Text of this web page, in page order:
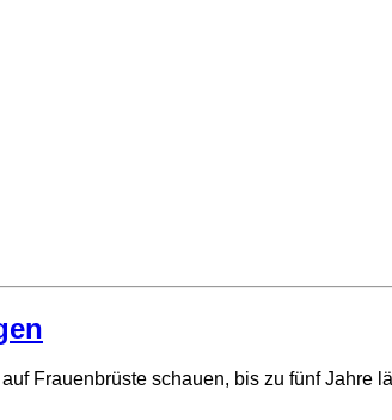
Frauenbrüste schauen, bis zu fünf Jahre